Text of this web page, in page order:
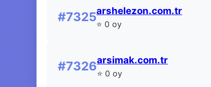
#7325arshelezon.com.tr
⭐ 0 oy
#7326arsimak.com.tr
⭐ 0 oy